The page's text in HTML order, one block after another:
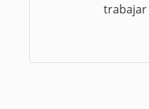
trabajar